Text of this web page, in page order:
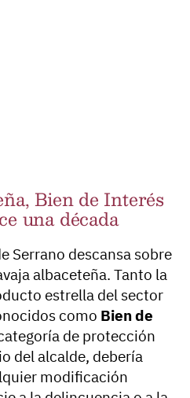
Bien de Interés
una década
Serrano descansa sobre
albaceteña. Tanto la
estrella del sector
como Bien de
de protección
del alcalde, debería
modificación